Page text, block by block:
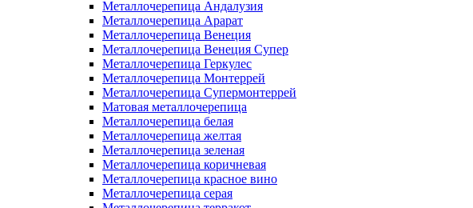
Металлочерепица Андалузия
Металлочерепица Арарат
Металлочерепица Венеция
Металлочерепица Венеция Супер
Металлочерепица Геркулес
Металлочерепица Монтеррей
Металлочерепица Супермонтеррей
Матовая металлочерепица
Металлочерепица белая
Металлочерепица желтая
Металлочерепица зеленая
Металлочерепица коричневая
Металлочерепица красное вино
Металлочерепица серая